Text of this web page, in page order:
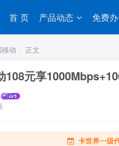
首 页 产品动态 免费
移动 正文
108元享
卡世界一级